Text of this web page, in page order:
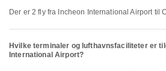
Der er 2 fly fra Incheon International Airport til
Hvilke terminaler og lufthavnsfaciliteter er
International Airport?